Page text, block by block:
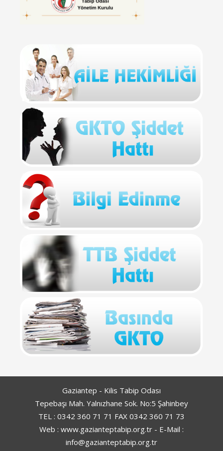
Gaziantep - Kilis Tabip Odası
Tepebaşı Mah. Yalnızhane Sok. No:5 Şahinbey
TEL : 0342 360 71 71 FAX 0342 360 71 73
Web : www.gazianteptabip.org.tr - E-Mail :
info@gazianteptabip.org.tr